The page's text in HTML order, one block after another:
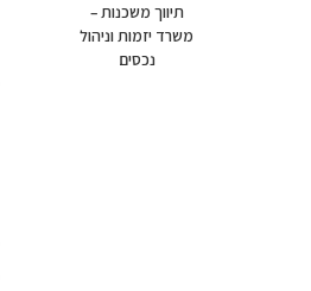
תיווך משכנות –
משרד יזמות וניהול
נכסים